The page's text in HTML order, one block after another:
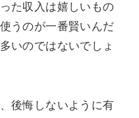
た収入は嬉しいもの
うのが一番賢いんだ
いのではないでしょ
後悔しないように有